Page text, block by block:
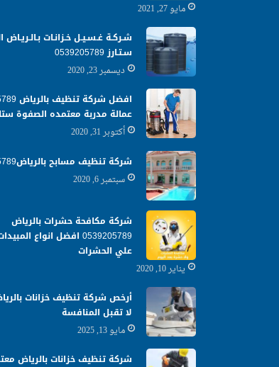
مايو 27, 2021
شـركـة غـسـيـل خـزانـات بـالـريـاض
سـتـارز 0539205789
ديسمبر 23, 2020
افضل شركة
عمالة مدربة معتمده الصفوة
أكتوبر 31, 2020
شركة تنظيف مسابح بالرياض0539205789
سبتمبر 6, 2020
شركة مكافحة حشرات بالرياض
0539205789 افضل انواع
علي الحشرات
يناير 10, 2020
أرخص شركة تنظيف خزانات
لا تقبل المنافسة
مايو 13, 2025
شركة تنظيف خزانات بالرياض